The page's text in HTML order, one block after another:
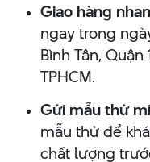
Giao hàng
ngay trong
Bình Tân,
TPHCM.
Gửi mẫu thử
mẫu thử để
chất lượng